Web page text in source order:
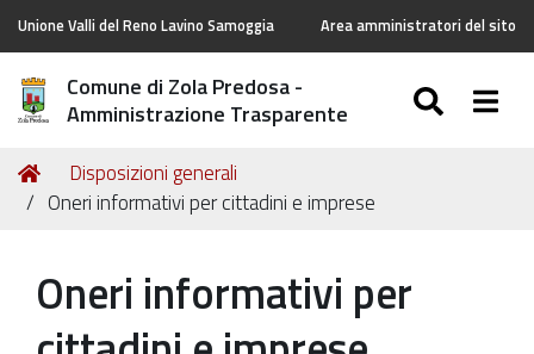
Unione Valli del Reno Lavino Samoggia Area amministratori del sito
Comune di Zola Predosa -
Amministrazione Trasparente
Tu
sei
Home
Disposizioni generali
Oneri informativi per cittadini e imprese
Oneri informativi per